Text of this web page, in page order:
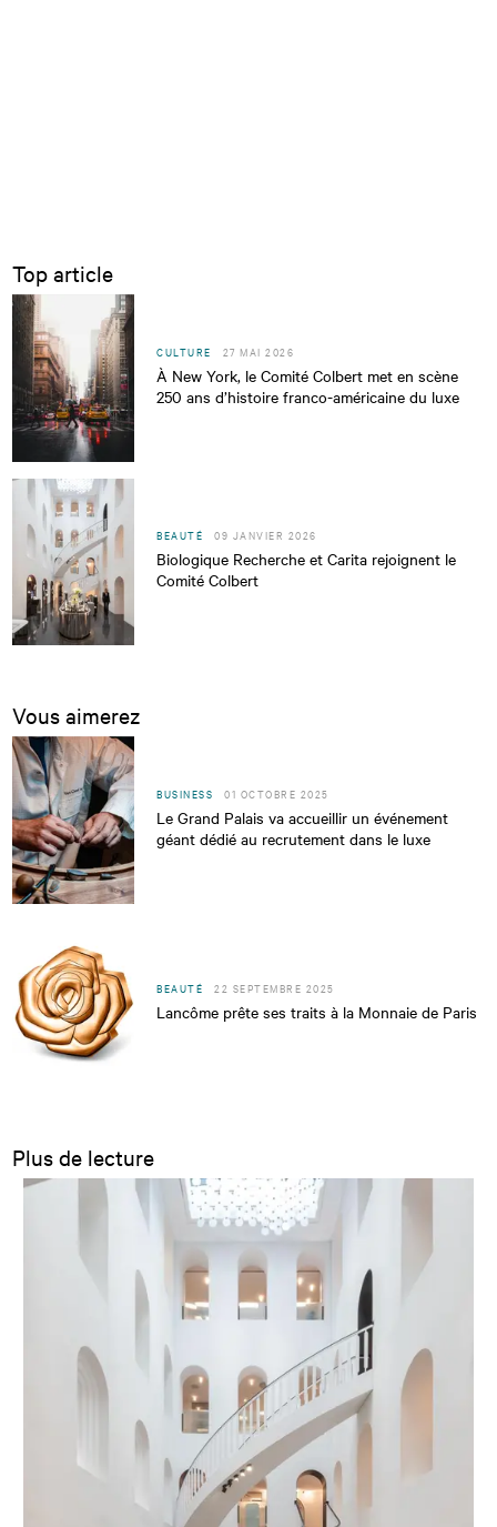
Top article
CULTURE 27 MAI 2026
À New York, le Comité Colbert met en scène
250 ans d’histoire franco-américaine du luxe
BEAUTÉ 09 JANVIER 2026
Biologique Recherche et Carita rejoignent le
Comité Colbert
Vous aimerez
BUSINESS 01 OCTOBRE 2025
Le Grand Palais va accueillir un événement
géant dédié au recrutement dans le luxe
BEAUTÉ 22 SEPTEMBRE 2025
Lancôme prête ses traits à la Monnaie de Paris
Plus de lecture